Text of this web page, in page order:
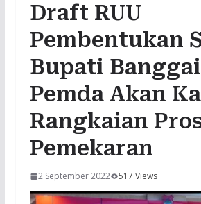
Draft RUU
Pembentukan
Bupati
Pemda Akan
Rangkaian
Pemekaran
2 September 2022 517 Views